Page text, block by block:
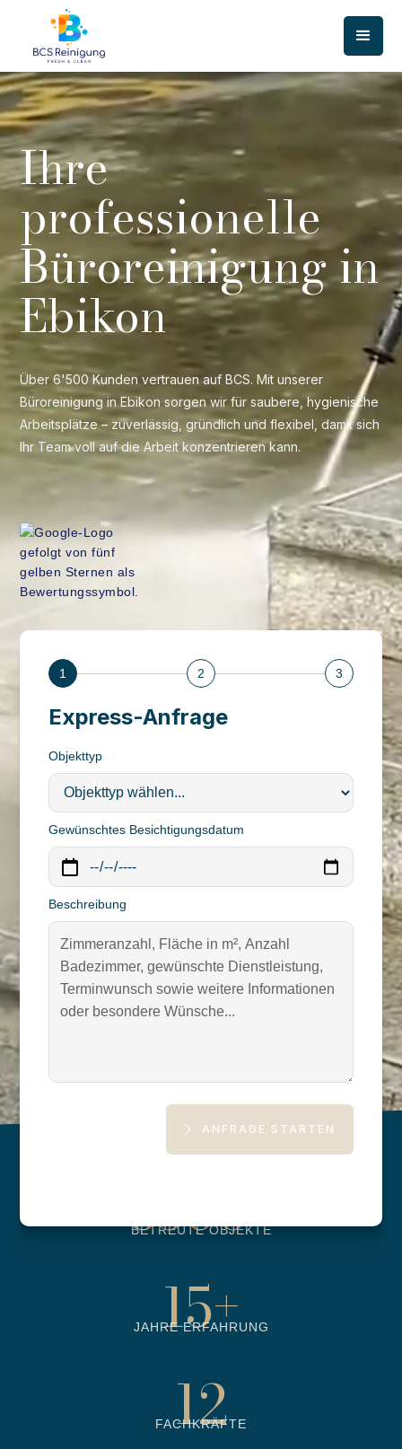
Ihre
professionelle
Büroreinigung in
Ebikon
Über 6'500 Kunden vertrauen auf BCS. Mit unserer
Büroreinigung in Ebikon sorgen wir für saubere, hygienische
Arbeitsplätze – zuverlässig, gründlich und flexibel, damit sich
Ihr Team voll auf die Arbeit konzentrieren kann.
1 2 3
Express-Anfrage
Objekttyp
Gewünschtes Besichtigungsdatum
Beschreibung
ANFRAGE STARTEN
6500+
BETREUTE OBJEKTE
15+
JAHRE ERFAHRUNG
12
FACHKRÄFTE